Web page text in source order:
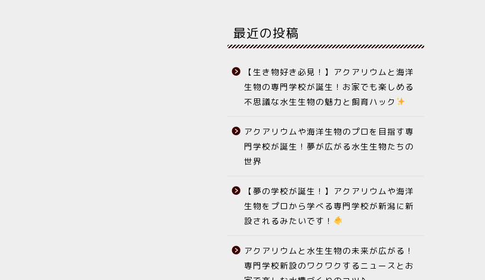
最近の投稿
【生き物好き必見！】アクアリウムと海洋
生物の専門学校が誕生！お家でも楽しめる
不思議な水生生物の魅力と飼育ハック
アクアリウムや海洋生物のプロを目指す専
門学校が誕生！夢が広がる水生生物たちの
世界
【夢の学校が誕生！】アクアリウムや海洋
生物をプロから学べる専門学校が新潟に新
設されるみたいです！
アクアリウムと水生生物の未来が広がる！
専門学校新設のワクワクするニュースとお